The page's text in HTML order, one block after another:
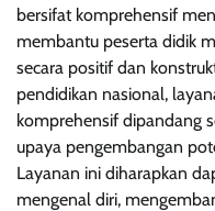
bersifat komprehensif
membantu peserta didik
secara positif dan
pendidikan nasional,
komprehensif dipandang
upaya pengembangan
Layanan ini diharapkan
mengenal diri,